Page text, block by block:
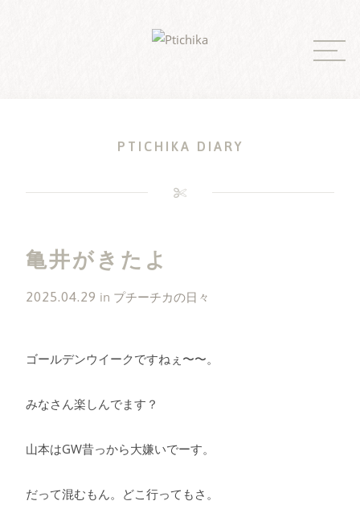
PTICHIKA DIARY
亀井がきたよ
2025.04.29 in プチーチカの日々
ゴールデンウイークですねぇ〜〜。
みなさん楽しんでます？
山本はGW昔っから大嫌いでーす。
だって混むもん。どこ行ってもさ。